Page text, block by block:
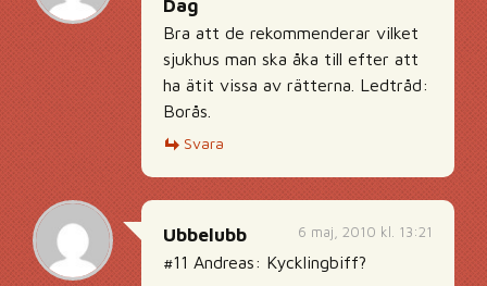
Dag
Bra att de rekommenderar vilket
sjukhus man ska åka till efter att
ha ätit vissa av rätterna. Ledtråd:
Borås.
Svara
6 maj, 2010 kl. 13:21
Ubbelubb
#11 Andreas: Kycklingbiff?